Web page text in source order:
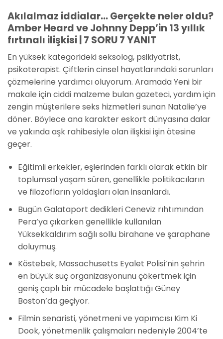
Akılalmaz iddialar… Gerçekte neler oldu?
Amber Heard ve Johnny Depp’in 13 yıllık
fırtınalı ilişkisi | 7 SORU 7 YANIT
En yüksek kategorideki seksolog, psikiyatrist,
psikoterapist. Çiftlerin cinsel hayatlarındaki sorunları
çözmelerine yardımcı oluyorum. Aramada Yeni bir
makale için ciddi malzeme bulan gazeteci, yardım için
zengin müşterilere seks hizmetleri sunan Natalie’ye
döner. Böylece ana karakter eskort dünyasına dalar
ve yakında aşk rahibesiyle olan ilişkisi işin ötesine
geçer.
Eğitimli erkekler, eşlerinden farklı olarak etkin bir
toplumsal yaşam süren, genellikle politikacıların
ve filozofların yoldaşları olan insanlardı.
Bugün Galataport dedikleri Ceneviz rıhtımından
Pera’ya çıkarken genellikle kullanılan
Yüksekkaldırım sağlı sollu birahane ve şaraphane
doluymuş.
Köstebek, Massachusetts Eyalet Polisi’nin şehrin
en büyük suç organizasyonunu çökertmek için
geniş çaplı bir mücadele başlattığı Güney
Boston’da geçiyor.
Filmin senaristi, yönetmeni ve yapımcısı Kim Ki
Dook, yönetmenlik çalışmaları nedeniyle 2004’te